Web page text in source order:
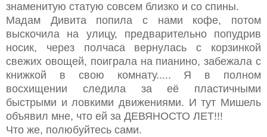
знаменитую статую совсем близко и со спины.
Мадам Дивита попила с нами кофе, потом
выскочила на улицу, предварительно попудрив
носик, через полчаса вернулась с корзинкой
свежих овощей, поиграла на пианино, забежала с
книжкой в свою комнату..... Я в полном
восхищении следила за её пластичными
быстрыми и ловкими движениями. И тут Мишель
объявил мне, что ей за ДЕВЯНОСТО ЛЕТ!!!
Что же, полюбуйтесь сами.